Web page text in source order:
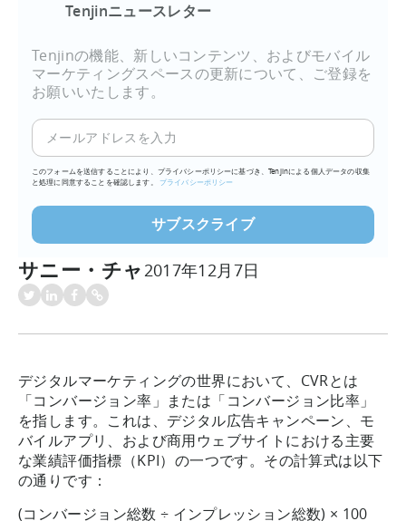
Tenjinニュースレター
Tenjinの機能、新しいコンテンツ、およびモバイル
マーケティングスペースの更新について、ご登録を
お願いいたします。
このフォームを送信することにより、プライバシーポリシーに基づき、Tenjinによる個人データの収集
と処理に同意することを確認します。
プライバシーポリシー
サニー・チャ2017年12月7日
デジタルマーケティングの世界において、CVRとは
「コンバージョン率」または「コンバージョン比率」
を指します。これは、デジタル広告キャンペーン、モ
バイルアプリ、および商用ウェブサイトにおける主要
な業績評価指標（KPI）の一つです。その計算式は以下
の通りです：
(コンバージョン総数 ÷ インプレッション総数) × 100